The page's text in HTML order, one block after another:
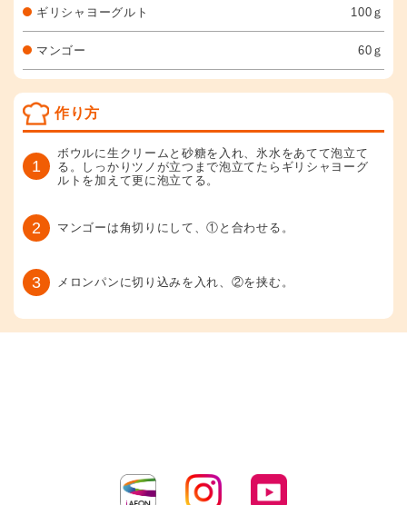
ギリシャヨーグルト 100ｇ
マンゴー 60ｇ
作り方
1
ボウルに生クリームと砂糖を入れ、氷水をあてて泡立て
る。しっかりツノが立つまで泡立てたらギリシャヨーグ
ルトを加えて更に泡立てる。
2 マンゴーは角切りにして、①と合わせる。
3 メロンパンに切り込みを入れ、②を挟む。